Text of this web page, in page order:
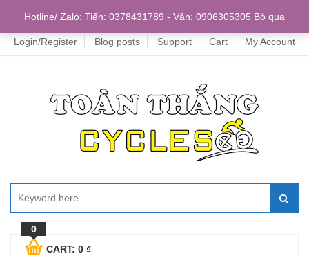
Home
Login/Register Blog posts Support Cart My Account
0
CART: 0 ₫
Hotline/ Zalo: Tiến: 0378431789 - Vân: 0906305305 Bỏ qua